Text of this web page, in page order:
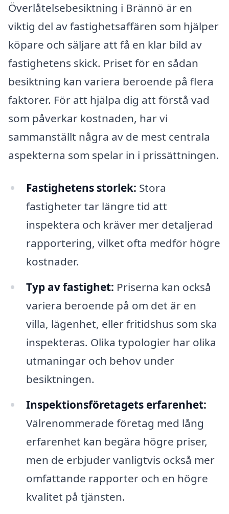
Överlåtelsebesiktning i Brännö är en
viktig del av fastighetsaffären som hjälper
köpare och säljare att få en klar bild av
fastighetens skick. Priset för en sådan
besiktning kan variera beroende på flera
faktorer. För att hjälpa dig att förstå vad
som påverkar kostnaden, har vi
sammanställt några av de mest centrala
aspekterna som spelar in i prissättningen.
Fastighetens storlek: Stora
fastigheter tar längre tid att
inspektera och kräver mer detaljerad
rapportering, vilket ofta medför högre
kostnader.
Typ av fastighet: Priserna kan också
variera beroende på om det är en
villa, lägenhet, eller fritidshus som ska
inspekteras. Olika typologier har olika
utmaningar och behov under
besiktningen.
Inspektionsföretagets erfarenhet:
Välrenommerade företag med lång
erfarenhet kan begära högre priser,
men de erbjuder vanligtvis också mer
omfattande rapporter och en högre
kvalitet på tjänsten.